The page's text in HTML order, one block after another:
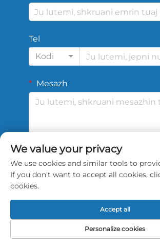
Tel
Kodi
Mesazh
DËRGO
Të drejta të rezervuara © 2026
Sports Tech Tianjin Co.,
We value your privacy
We use cookies and similar tools to
If you don't want to accept all cookies,
cookies.
Personalize cookies
Accept all